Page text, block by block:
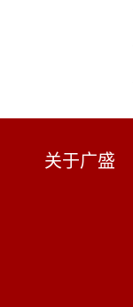
关于广盛